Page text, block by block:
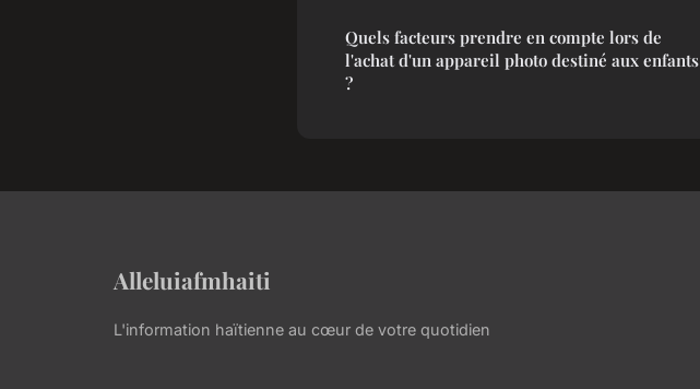
Quels facteurs prendre en compte lors de
l'achat d'un appareil photo destiné aux enfants
?
Alleluiafmhaiti
L'information haïtienne au cœur de votre quotidien